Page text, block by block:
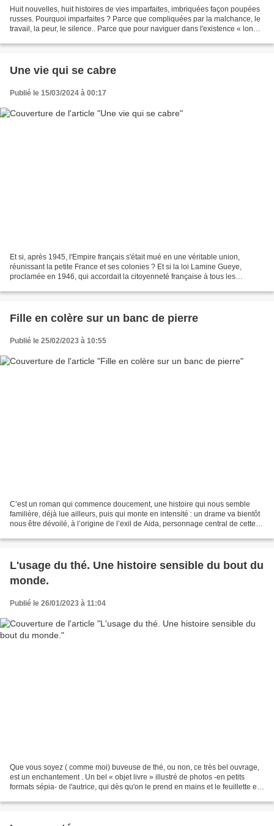
Huit nouvelles, huit histoires de vies imparfaites, imbriquées façon poupées
russes. Pourquoi imparfaites ? Parce que compliquées par la malchance, le
travail, la peur, le silence.. Parce que pour naviguer dans l'existence « long
Une vie qui se cabre
Publié le 15/03/2024 à 00:17
Et si, après 1945, l'Empire français s'était mué en une véritable union,
réunissant la petite France et ses colonies ? Et si la loi Lamine Gueye,
proclamée en 1946, qui accordait la citoyenneté française à tous les
Fille en colère sur un banc de pierre
Publié le 25/02/2023 à 10:55
C’est un roman qui commence doucement, une histoire qui nous semble
familière, déjà lue ailleurs, puis qui monte en intensité : un drame va bientôt
nous être dévoilé, à l’origine de l’exil de Aida, personnage central de cette
L'usage du thé. Une histoire sensible du bout du
monde.
Publié le 26/01/2023 à 11:04
Que vous soyez ( comme moi) buveuse de thé, ou non, ce très bel ouvrage,
est un enchantement . Un bel « objet livre » illustré de photos -en petits
formats sépia- de l'autrice, qui dès qu'on le prend en mains et le feuillette est